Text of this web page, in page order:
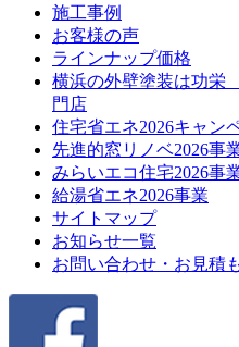
施工事例
お客様の声
ラインナップ価格
横浜の外壁塗装は功栄
門店
住宅省エネ2026キャン
先進的窓リノベ2026事
みらいエコ住宅2026事
給湯省エネ2026事業
サイトマップ
お知らせ一覧
お問い合わせ・お見積